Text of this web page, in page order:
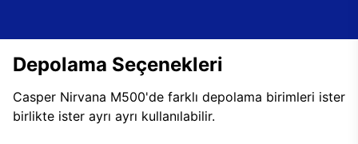
Depolama Seçenekleri
Casper Nirvana M500'de farklı depolama birimleri ister
birlikte ister ayrı ayrı kullanılabilir.